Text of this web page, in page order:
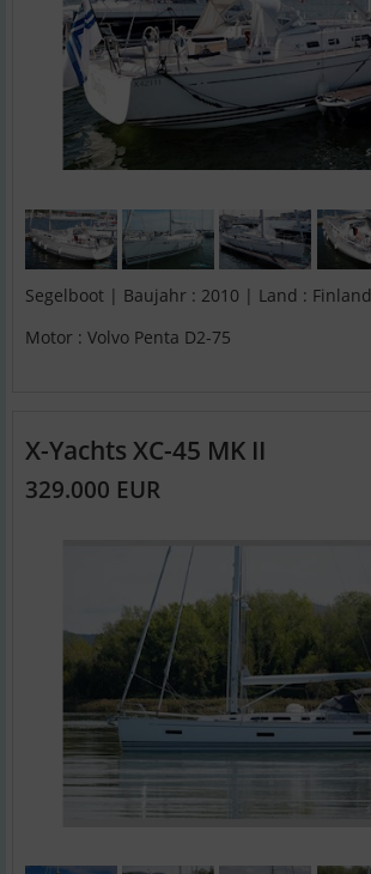
Segelboot | Baujahr : 2010 | Land : Finland
Motor : Volvo Penta D2-75
X-Yachts XC-45 MK II
329.000 EUR